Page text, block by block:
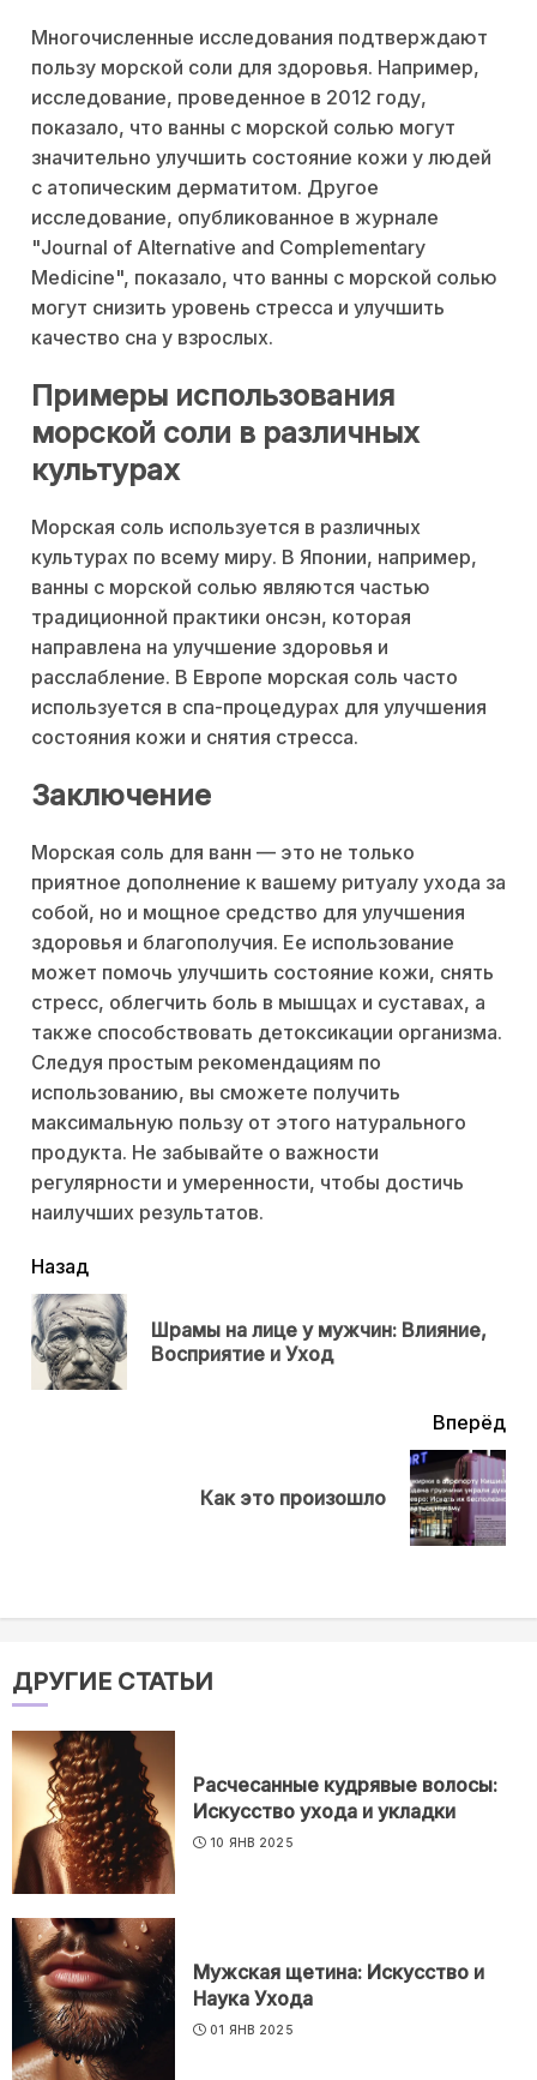
Многочисленные исследования подтверждают
пользу морской соли для здоровья. Например,
исследование, проведенное в 2012 году,
показало, что ванны с морской солью могут
значительно улучшить состояние кожи у людей
с атопическим дерматитом. Другое
исследование, опубликованное в журнале
"Journal of Alternative and Complementary
Medicine", показало, что ванны с морской солью
могут снизить уровень стресса и улучшить
качество сна у взрослых.
Примеры использования
морской соли в различных
культурах
Морская соль используется в различных
культурах по всему миру. В Японии, например,
ванны с морской солью являются частью
традиционной практики онсэн, которая
направлена на улучшение здоровья и
расслабление. В Европе морская соль часто
используется в спа-процедурах для улучшения
состояния кожи и снятия стресса.
Заключение
Морская соль для ванн — это не только
приятное дополнение к вашему ритуалу ухода за
собой, но и мощное средство для улучшения
здоровья и благополучия. Ее использование
может помочь улучшить состояние кожи, снять
стресс, облегчить боль в мышцах и суставах, а
также способствовать детоксикации организма.
Следуя простым рекомендациям по
использованию, вы сможете получить
максимальную пользу от этого натурального
продукта. Не забывайте о важности
регулярности и умеренности, чтобы достичь
наилучших результатов.
читать
еще
Назад
Шрамы на лице у мужчин: Влияние,
Восприятие и Уход
Вперёд
Как это произошло
ДРУГИЕ СТАТЬИ
Расчесанные кудрявые волосы:
Искусство ухода и укладки
10 ЯНВ 2025
Мужская щетина: Искусство и
Наука Ухода
01 ЯНВ 2025